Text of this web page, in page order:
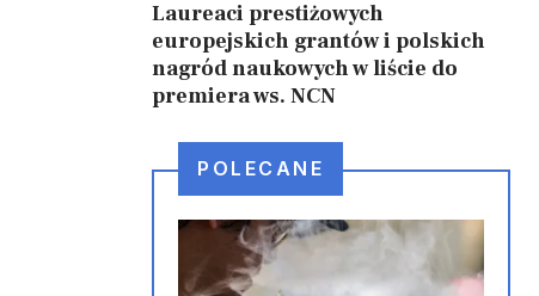
Laureaci prestiżowych
europejskich grantów i polskich
nagród naukowych w liście do
premiera ws. NCN
POLECANE